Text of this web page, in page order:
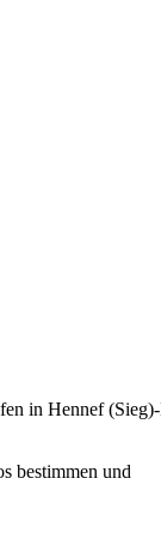
in Hennef
bestimmen und